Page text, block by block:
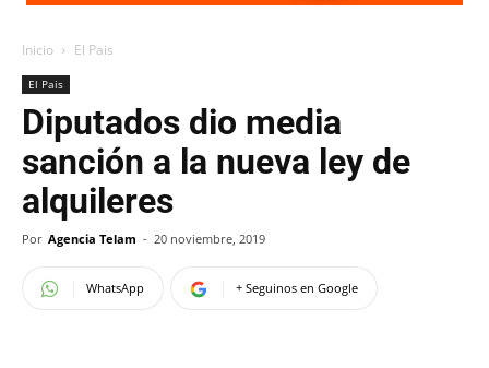
Inicio El Pais
El Pais
Diputados dio media
sanción a la nueva ley de
alquileres
Por Agencia Telam - 20 noviembre, 2019
WhatsApp + Seguinos en Google